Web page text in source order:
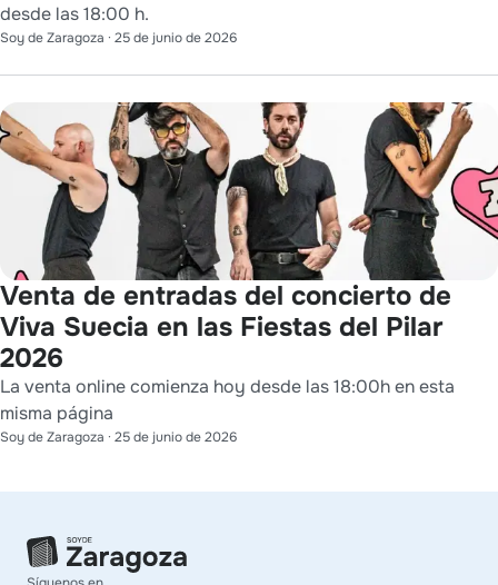
desde las 18:00 h.
Soy de Zaragoza · 25 de junio de 2026
Venta de entradas del concierto de
Viva Suecia en las Fiestas del Pilar
2026
La venta online comienza hoy desde las 18:00h en esta
misma página
Soy de Zaragoza · 25 de junio de 2026